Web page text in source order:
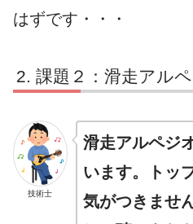
はずです・・・
課題２：滑走アル
技術士
滑走アルペジ
います。トッ
気がつきませ